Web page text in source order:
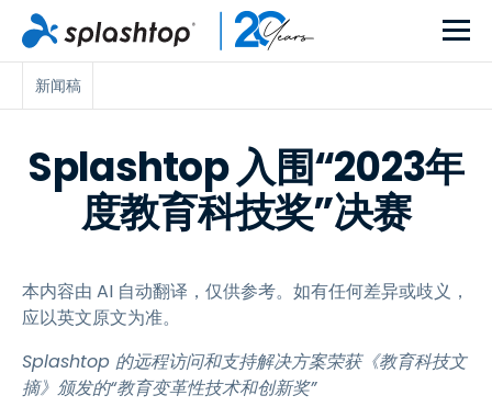
新闻稿
Splashtop 入围“2023年
度教育科技奖”决赛
本内容由 AI 自动翻译，仅供参考。如有任何差异或歧义，
应以英文原文为准。
Splashtop 的远程访问和支持解决方案荣获《教育科技文
摘》颁发的“教育变革性技术和创新奖”